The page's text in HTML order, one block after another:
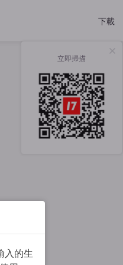
下載
立即掃描
入的生